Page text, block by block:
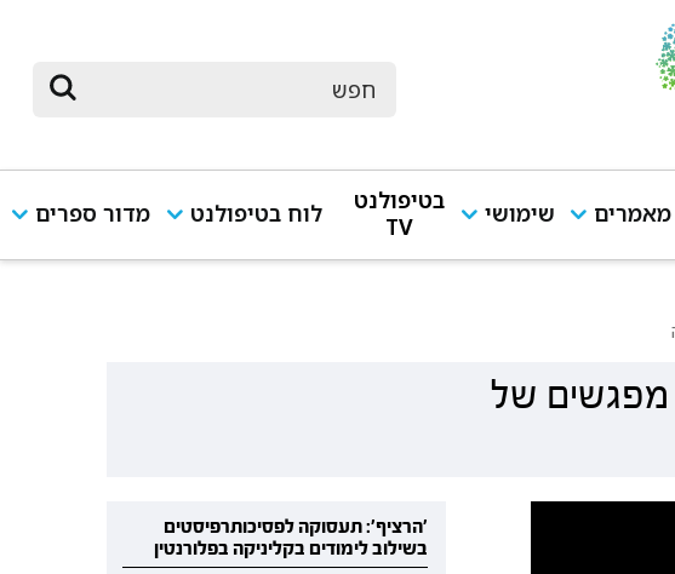
מאמרים שימושי
בטיפולנט
TV
לוח בטיפולנט מדור ספרים
להבין את הריפוי בדיבור: מחקר fMRI על ההשפעה של 5 מפגשים של
'הרציף': תעסוקה לפסיכותרפיסטים
בשילוב לימודים בקליניקה בפלורנטין